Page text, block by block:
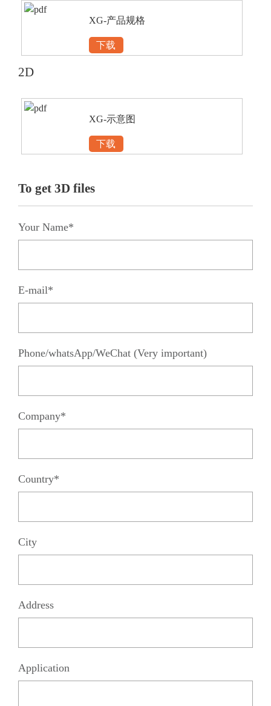
XG-产品规格
下载
2D
XG-示意图
下载
To get 3D files
Your Name*
E-mail*
Phone/whatsApp/WeChat (Very important)
Company*
Country*
City
Address
Application